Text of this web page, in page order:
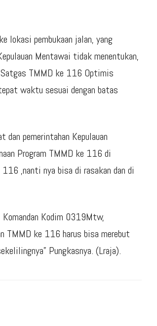
lokasi pembukaan jalan, yang
Mentawai tidak menentukan,
Satgas TMMD ke 116 Optimis
waktu sesuai dengan batas
dan pemerintahan Kepulauan
Program TMMD ke 116 di
,nanti nya bisa di rasakan dan di
Kodim 0319Mtw,
TMMD ke 116 harus bisa merebut
Pungkasnya. (Lraja).